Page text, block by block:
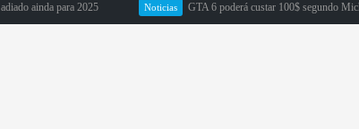
para 2025 Noticias GTA 6 poderá custar 100$ segundo Michael Pachter